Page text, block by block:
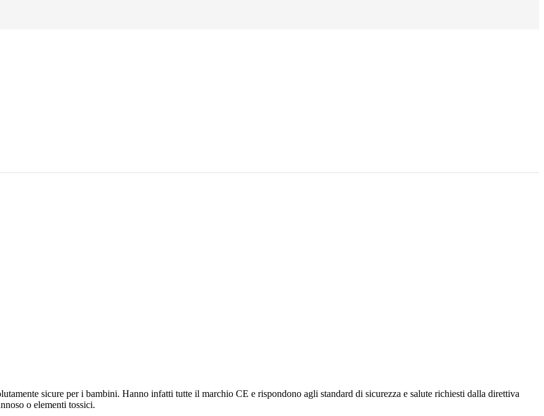
sicure per i bambini. Hanno infatti tutte il marchio CE e rispondono agli standard di sicurezza e salute richiesti dalla direttiva
o elementi tossici.